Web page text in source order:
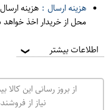
هزینه ارسال : هزینه
محل از خریدار اخذ
اطلاعات بیشتر ❯
از بروز رسانی این
نیاز از